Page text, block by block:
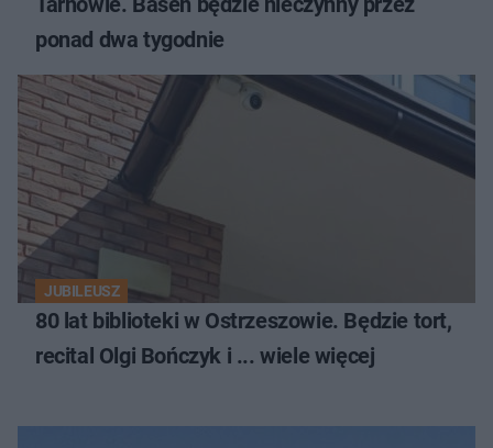
ponad dwa tygodnie
JUBILEUSZ
80 lat biblioteki w Ostrzeszowie. Będzie tort,
recital Olgi Bończyk i ... wiele więcej